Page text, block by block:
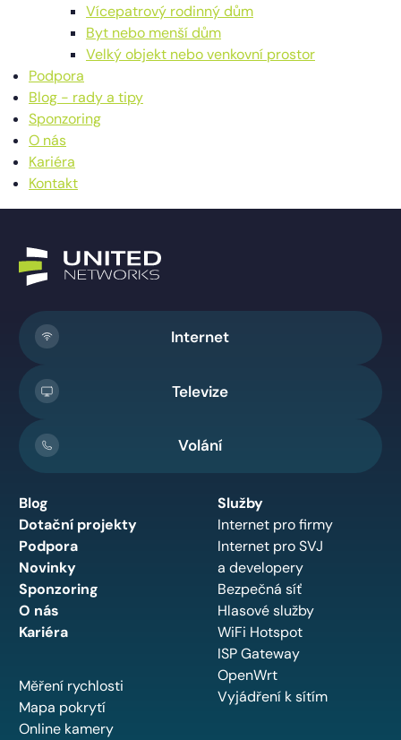
Vícepatrový rodinný dům
Byt nebo menší dům
Velký objekt nebo venkovní prostor
Podpora
Blog - rady a tipy
Sponzoring
O nás
Kariéra
Kontakt
Internet
Televize
Volání
Blog
Dotační projekty
Podpora
Novinky
Sponzoring
O nás
Kariéra
Měření rychlosti
Mapa pokrytí
Online kamery
Služby
Internet pro firmy
Internet pro SVJ
a developery
Bezpečná síť
Hlasové služby
WiFi Hotspot
ISP Gateway
OpenWrt
Vyjádření k sítím